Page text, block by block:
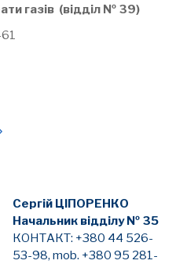
газів (відділ № 39)
ВІДДІЛ № 35
Сергій ЦІПОРЕНКО
Начальник відділу № 35
КОНТАКТ: +380 44 526-
53-98, mob. +380 95 281-